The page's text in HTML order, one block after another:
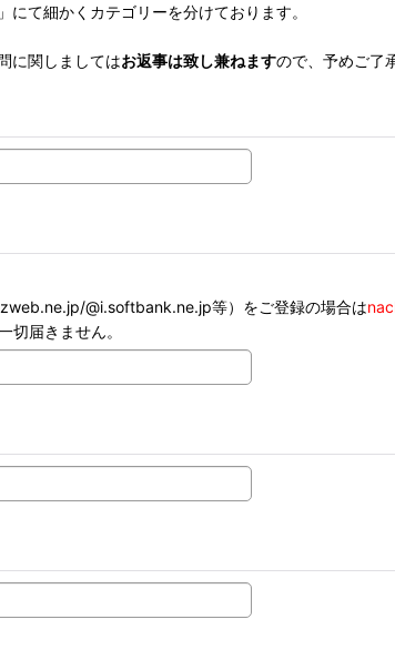
」にて細かくカテゴリーを分けております。
に関しましてはお返事は致し兼ねますので、予めご了
@i.softbank.ne.jp等）をご登録の場合は
切届きません。